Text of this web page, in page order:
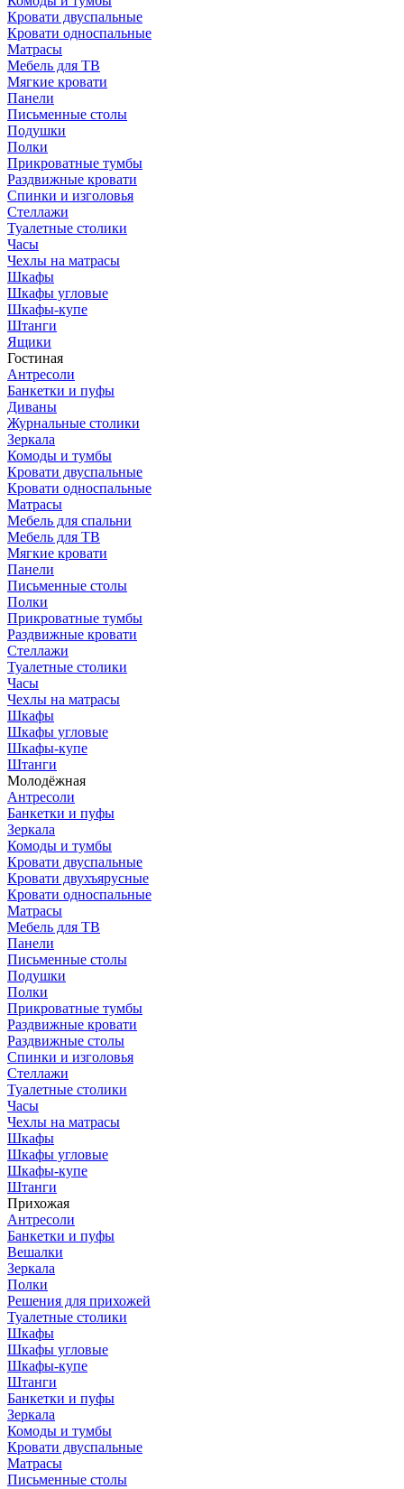
Кровати двуспальные
Кровати односпальные
Матрасы
Мебель для ТВ
Мягкие кровати
Панели
Письменные столы
Подушки
Полки
Прикроватные тумбы
Раздвижные кровати
Спинки и изголовья
Стеллажи
Туалетные столики
Часы
Чехлы на матрасы
Шкафы
Шкафы угловые
Шкафы-купе
Штанги
Ящики
Гостиная
Антресоли
Банкетки и пуфы
Диваны
Журнальные столики
Зеркала
Комоды и тумбы
Кровати двуспальные
Кровати односпальные
Матрасы
Мебель для спальни
Мебель для ТВ
Мягкие кровати
Панели
Письменные столы
Полки
Прикроватные тумбы
Раздвижные кровати
Стеллажи
Туалетные столики
Часы
Чехлы на матрасы
Шкафы
Шкафы угловые
Шкафы-купе
Штанги
Молодёжная
Антресоли
Банкетки и пуфы
Зеркала
Комоды и тумбы
Кровати двуспальные
Кровати двухъярусные
Кровати односпальные
Матрасы
Мебель для ТВ
Панели
Письменные столы
Подушки
Полки
Прикроватные тумбы
Раздвижные кровати
Раздвижные столы
Спинки и изголовья
Стеллажи
Туалетные столики
Часы
Чехлы на матрасы
Шкафы
Шкафы угловые
Шкафы-купе
Штанги
Прихожая
Антресоли
Банкетки и пуфы
Вешалки
Зеркала
Полки
Решения для прихожей
Туалетные столики
Шкафы
Шкафы угловые
Шкафы-купе
Штанги
Банкетки и пуфы
Зеркала
Комоды и тумбы
Кровати двуспальные
Матрасы
Письменные столы